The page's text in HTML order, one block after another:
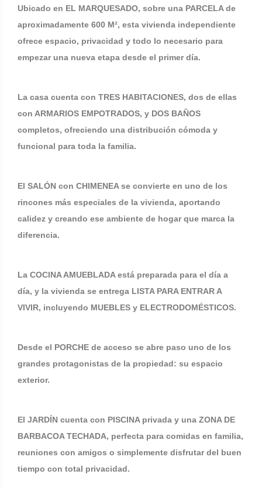
Ubicado en EL MARQUESADO, sobre una PARCELA de
aproximadamente 600 M², esta vivienda independiente
ofrece espacio, privacidad y todo lo necesario para
empezar una nueva etapa desde el primer día.
La casa cuenta con TRES HABITACIONES, dos de ellas
con ARMARIOS EMPOTRADOS, y DOS BAÑOS
completos, ofreciendo una distribución cómoda y
funcional para toda la familia.
El SALÓN con CHIMENEA se convierte en uno de los
rincones más especiales de la vivienda, aportando
calidez y creando ese ambiente de hogar que marca la
diferencia.
La COCINA AMUEBLADA está preparada para el día a
día, y la vivienda se entrega LISTA PARA ENTRAR A
VIVIR, incluyendo MUEBLES y ELECTRODOMÉSTICOS.
Desde el PORCHE de acceso se abre paso uno de los
grandes protagonistas de la propiedad: su espacio
exterior.
El JARDÍN cuenta con PISCINA privada y una ZONA DE
BARBACOA TECHADA, perfecta para comidas en familia,
reuniones con amigos o simplemente disfrutar del buen
tiempo con total privacidad.